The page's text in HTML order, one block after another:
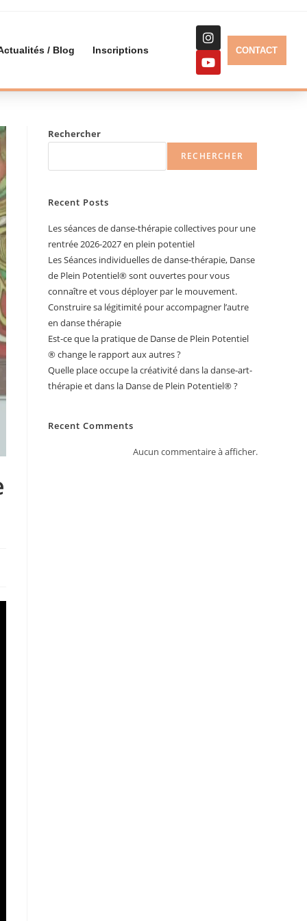
/ Blog Inscriptions CONTACT
Rechercher
RECHERCHER
Recent Posts
Les séances de danse-thérapie collectives pour une
rentrée 2026-2027 en plein potentiel
Les Séances individuelles de danse-thérapie, Danse
de Plein Potentiel®️ sont ouvertes pour vous
connaître et vous déployer par le mouvement.
Construire sa légitimité pour accompagner l’autre
en danse thérapie
Est-ce que la pratique de Danse de Plein Potentiel
® change le rapport aux autres ?
Quelle place occupe la créativité dans la danse-art-
thérapie et dans la Danse de Plein Potentiel® ?
Recent Comments
Aucun commentaire à afficher.